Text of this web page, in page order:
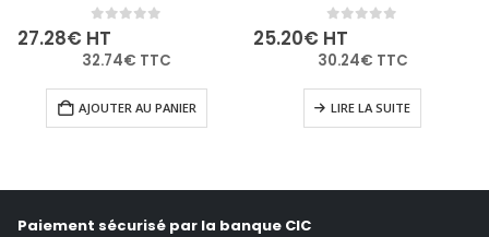
25.20€HT
30.24€TTC
LIRE LA SUITE
229.98€
275.98€TTC
LIRE LA SUITE
Paiement sécurisé par la banque CIC